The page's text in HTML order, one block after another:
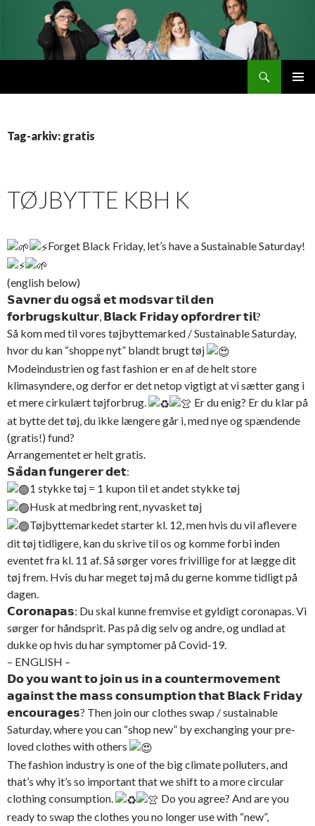
Tag-arkiv: gratis
TØJBYTTE KBH K
Forget Black Friday, let’s have a Sustainable Saturday!
(english below)
𝗦𝗮𝘃𝗻𝗲𝗿 𝗱𝘂 𝗼𝗴𝘀𝗮̊ 𝗲𝘁 𝗺𝗼𝗱𝘀𝘃𝗮𝗿 𝘁𝗶𝗹 𝗱𝗲𝗻
𝗳𝗼𝗿𝗯𝗿𝘂𝗴𝘀𝗸𝘂𝗹𝘁𝘂𝗿, 𝗕𝗹𝗮𝗰𝗸 𝗙𝗿𝗶𝗱𝗮𝘆 𝗼𝗽𝗳𝗼𝗿𝗱𝗿𝗲𝗿 𝘁𝗶𝗹?
Så kom med til vores tøjbyttemarked / Sustainable Saturday,
hvor du kan “shoppe nyt” blandt brugt tøj
Modeindustrien og fast fashion er en af de helt store
klimasyndere, og derfor er det netop vigtigt at vi sætter gang i
et mere cirkulært tøjforbrug.
Er du enig? Er du klar på
at bytte det tøj, du ikke længere går i, med nye og spændende
(gratis!) fund?
Arrangementet er helt gratis.
𝗦𝗮̊𝗱𝗮𝗻 𝗳𝘂𝗻𝗴𝗲𝗿𝗲𝗿 𝗱𝗲𝘁:
1 stykke tøj = 1 kupon til et andet stykke tøj
Husk at medbring rent, nyvasket tøj
Tøjbyttemarkedet starter kl. 12, men hvis du vil aflevere
dit tøj tidligere, kan du skrive til os og komme forbi inden
eventet fra kl. 11 af. Så sørger vores frivillige for at lægge dit
tøj frem. Hvis du har meget tøj må du gerne komme tidligt på
dagen.
𝗖𝗼𝗿𝗼𝗻𝗮𝗽𝗮𝘀: Du skal kunne fremvise et gyldigt coronapas. Vi
sørger for håndsprit. Pas på dig selv og andre, og undlad at
dukke op hvis du har symptomer på Covid-19.
– ENGLISH –
𝗗𝗼 𝘆𝗼𝘂 𝘄𝗮𝗻𝘁 𝘁𝗼 𝗷𝗼𝗶𝗻 𝘂𝘀 𝗶𝗻 𝗮 𝗰𝗼𝘂𝗻𝘁𝗲𝗿𝗺𝗼𝘃𝗲𝗺𝗲𝗻𝘁
𝗮𝗴𝗮𝗶𝗻𝘀𝘁 𝘁𝗵𝗲 𝗺𝗮𝘀𝘀 𝗰𝗼𝗻𝘀𝘂𝗺𝗽𝘁𝗶𝗼𝗻 𝘁𝗵𝗮𝘁 𝗕𝗹𝗮𝗰𝗸 𝗙𝗿𝗶𝗱𝗮𝘆
𝗲𝗻𝗰𝗼𝘂𝗿𝗮𝗴𝗲𝘀? Then join our clothes swap / sustainable
Saturday, where you can “shop new” by exchanging your pre-
loved clothes with others
The fashion industry is one of the big climate polluters, and
that’s why it’s so important that we shift to a more circular
clothing consumption.
Do you agree? And are you
ready to swap the clothes you no longer use with “new”,